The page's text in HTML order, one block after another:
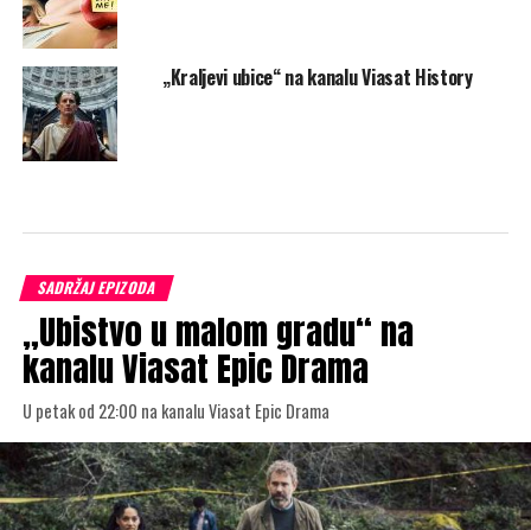
„Kraljevi ubice“ na kanalu Viasat History
SADRŽAJ EPIZODA
„Ubistvo u malom gradu“ na
kanalu Viasat Epic Drama
U petak od 22:00 na kanalu Viasat Epic Drama